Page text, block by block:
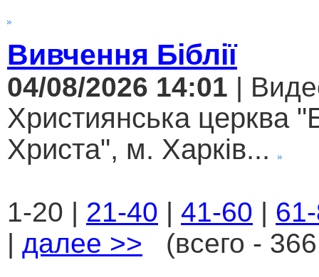
Вивчення Біблії
04/08/2026 14:01 |
Християнська церква
Христа", м. Харків...
1-20 | 21-40 | 41-60 |
| далее >> (всего -